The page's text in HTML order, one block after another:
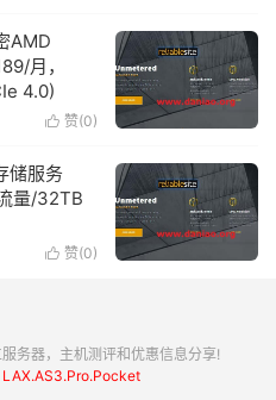
AMD
月，
4.0)
 赞(0)
储服务
量/32TB
 赞(0)
务器，主机测评和优惠信息分享!
LAX.AS3.Pro.Pocket